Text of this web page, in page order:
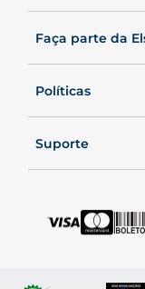
Faça parte da
Políticas
Suporte